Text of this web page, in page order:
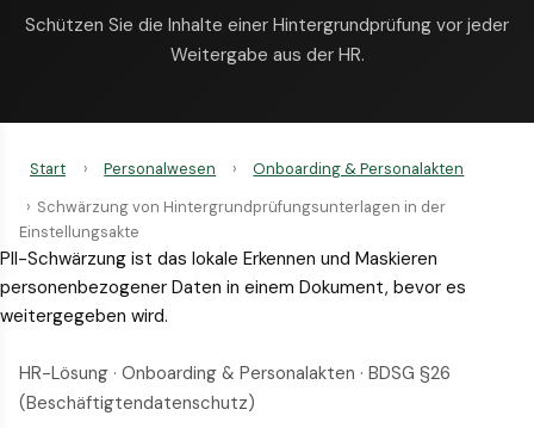
Schützen Sie die Inhalte einer Hintergrund­prüfung vor jeder
Weitergabe aus der HR.
Start › Personalwesen ›
Onboarding & Personalakten
› Schwärzung von Hintergrundprüfungsunterlagen in der
Einstellungsakte
PII-Schwärzung ist das lokale Erkennen und Maskieren
personenbezogener Daten in einem Dokument, bevor es
weitergegeben wird.
HR-Lösung · Onboarding & Personalakten · BDSG §26
(Beschäftigtendatenschutz)